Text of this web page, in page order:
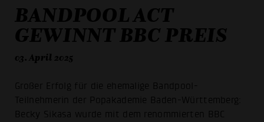
BANDPOOL ACT
GEWINNT BBC PREIS
03. April 2025
Großer Erfolg für die ehemalige Bandpool-
Teilnehmerin der Popakademie Baden-Württemberg:
Becky Sikasa wurde mit dem renommierten BBC